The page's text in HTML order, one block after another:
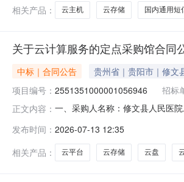
相关产品：
云主机 云存储 国内通用短
关于云计算服务的定点采购馆合同
中标｜合同公告 贵州省｜贵阳市｜修文
项目编号： 2551351000001056946 招标
正文内容： 一、采购人名称：修文县人民医
台/云盘/咨询支撑/云主机/云存储/
发布时间： 2026-07-13 12:35
相关产品：
云平台 云存储 云盘